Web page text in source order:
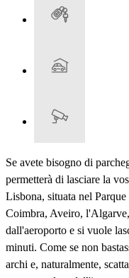
Se avete bisogno di
permetterà di lasciare la
Lisbona, situata nel
Coimbra, Aveiro, l'Algarve,
dall'aeroporto e si vuole
minuti. Come se non
archi e, naturalmente,